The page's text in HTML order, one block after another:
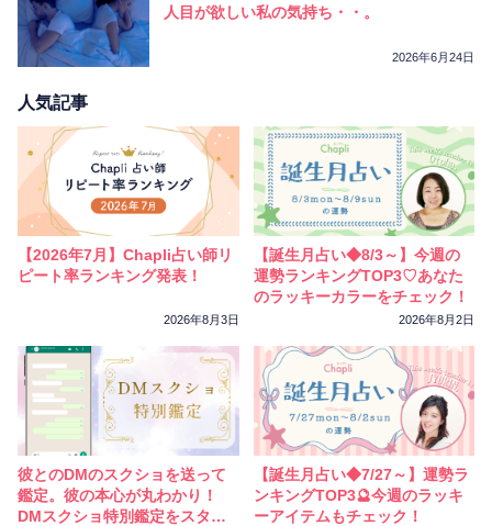
人目が欲しい私の気持ち・・。
2026年6月24日
人気記事
【2026年7月】Chapli占い師リ
ピート率ランキング発表！
2026年8月3日
【誕生月占い◆8/3～】今週の
運勢ランキングTOP3♡あなた
のラッキーカラーをチェック！
2026年8月2日
彼とのDMのスクショを送って
鑑定。彼の本心が丸わかり！
DMスクショ特別鑑定をスター
【誕生月占い◆7/27～】運勢ラ
ンキングTOP3🔮今週のラッキ
ーアイテムもチェック！